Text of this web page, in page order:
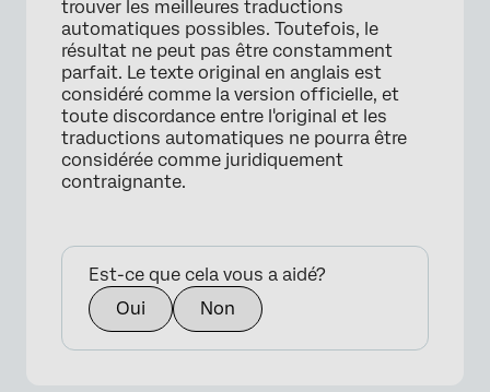
trouver les meilleures traductions
automatiques possibles. Toutefois, le
résultat ne peut pas être constamment
parfait. Le texte original en anglais est
considéré comme la version officielle, et
toute discordance entre l'original et les
traductions automatiques ne pourra être
considérée comme juridiquement
contraignante.
Est-ce que cela vous a aidé?
Oui
Non